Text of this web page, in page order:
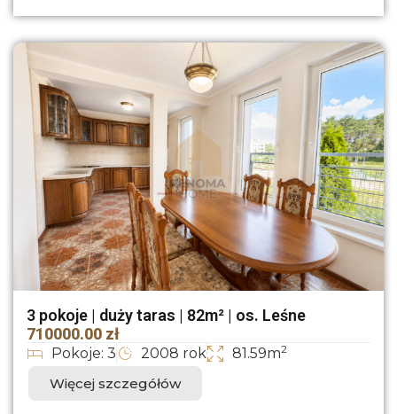
3 pokoje | duży taras | 82m² | os. Leśne
710000.00 zł
Pokoje: 3 2008 rok 81.59m2
Więcej szczegółów